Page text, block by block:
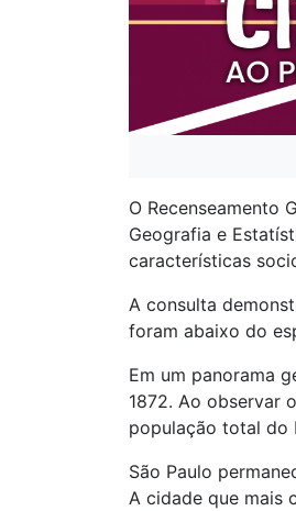
O Recenseamento
Geografia e
características
A consulta
foram abaixo do
Em um panorama
1872. Ao observar
população total do
São Paulo
A cidade que mais